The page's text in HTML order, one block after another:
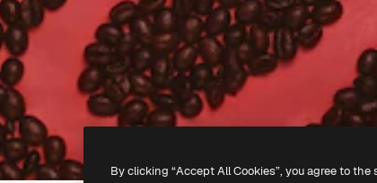
By clicking “Accept All Cookies”, you agree to